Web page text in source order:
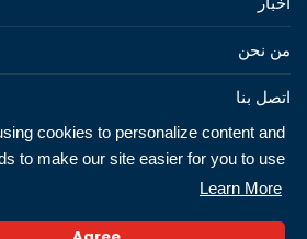
cookies to personalize content and
to make our site easier for you to use.
Learn More
من نحن
اتصل بنا
© 2026 All rights to technews.tn